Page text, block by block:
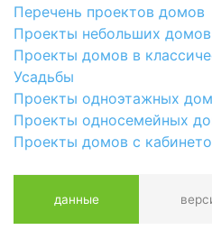
Перечень проектов домов
Проекты небольших
Проекты домов в
Усадьбы
Проекты одноэтажных
Проекты односемейных
Проекты домов с
данные